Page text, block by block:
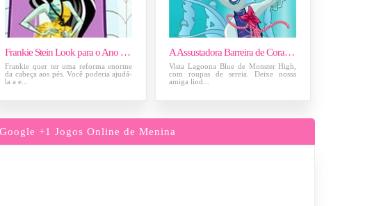
Frankie Stein Look para o Ano Novo
Frankie quer ter uma reforma enorme
da cabeça aos pés. Você poderia ajudá-
la a e...
A Assustadora Barreira de Coral Lagoona
Vista Lagoona Blue de Monster High,
com roupas de sereia. Deixe nossa
amiga lind...
Google +1 Jogos Online de Menina